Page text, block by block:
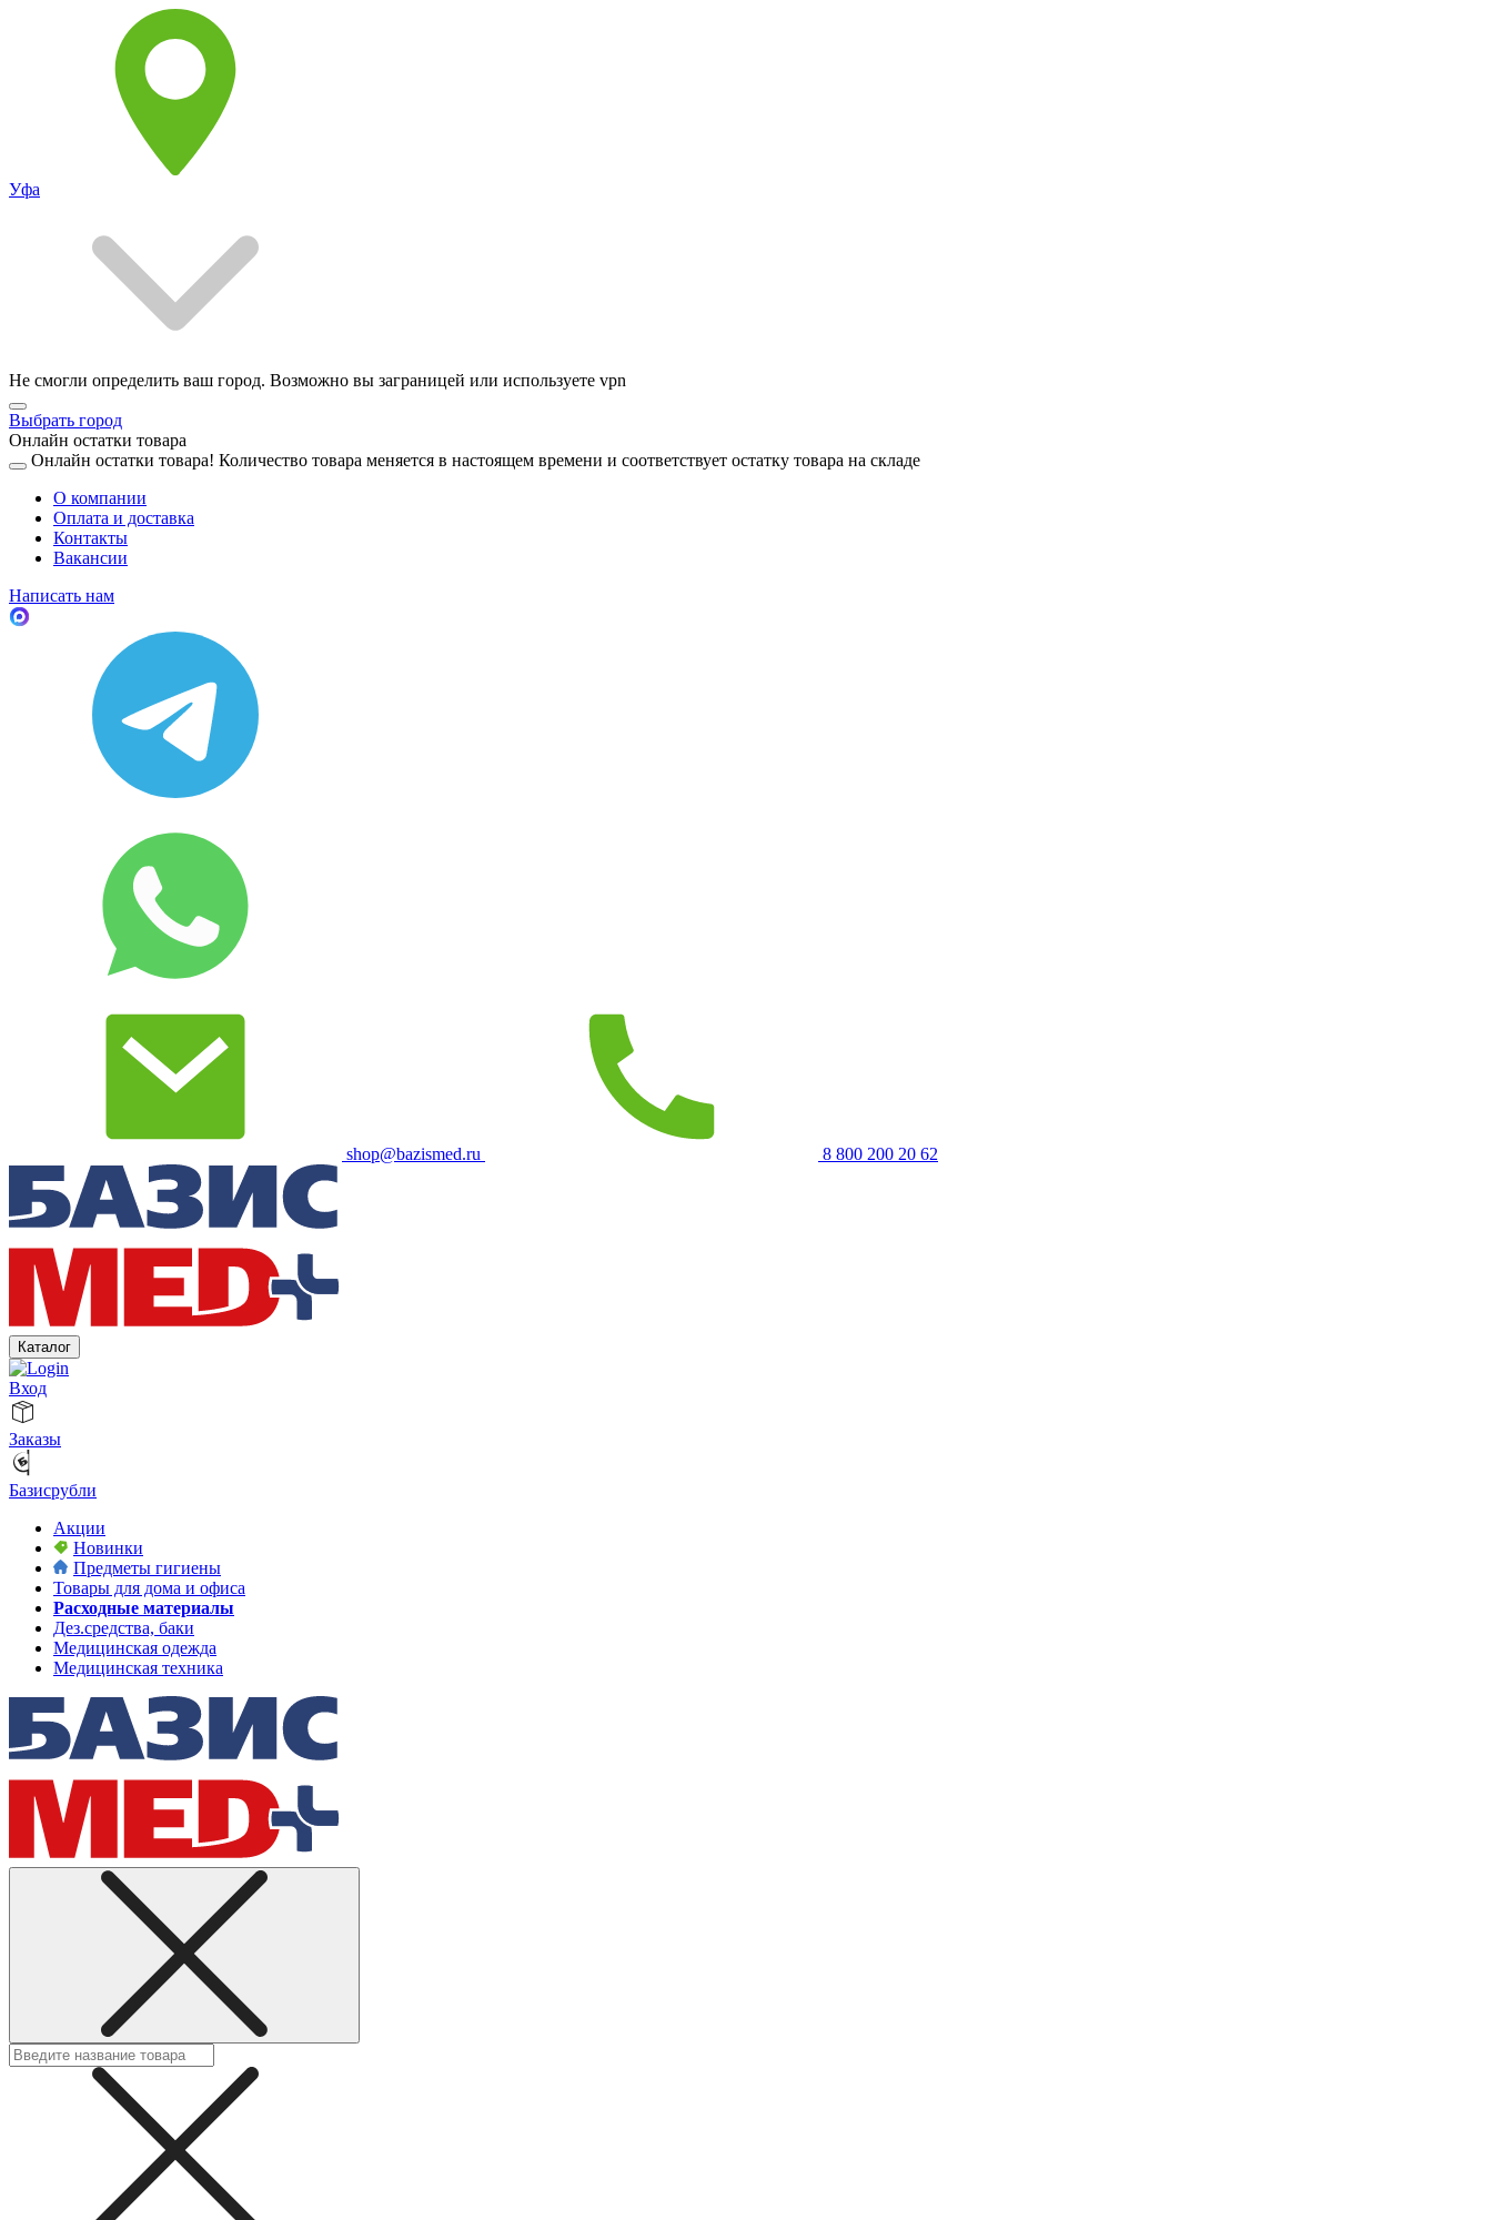
Уфа
Не смогли определить ваш город. Возможно вы заграницей или используете vpn
Выбрать город
Онлайн остатки товара
Онлайн остатки товара! Количество товара меняется в настоящем времени и соответствует остатку товара на складе
О компании
Оплата и доставка
Контакты
Вакансии
Написать нам
shop@bazismed.ru 8 800 200 20 62
Каталог
Вход
Заказы
Базисрубли
Акции
Новинки
Предметы гигиены
Товары для дома и офиса
Расходные материалы
Дез.средства, баки
Медицинская одежда
Медицинская техника